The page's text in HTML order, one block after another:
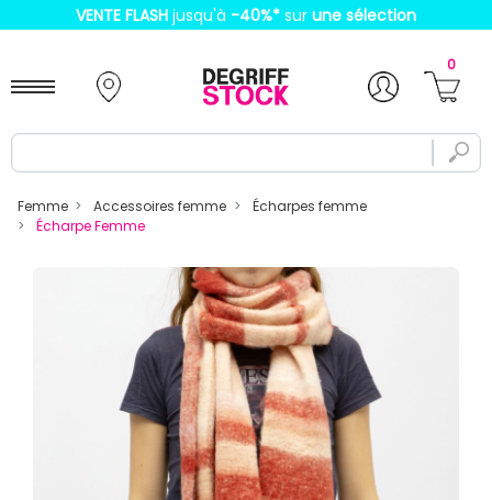
VENTE FLASH jusqu'à -40%* sur une sélection
0
Femme Accessoires femme
Écharpes femme
Écharpe Femme